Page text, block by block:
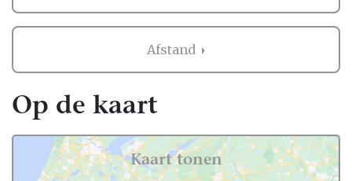
Afstand
Op de kaart
Kaart tonen